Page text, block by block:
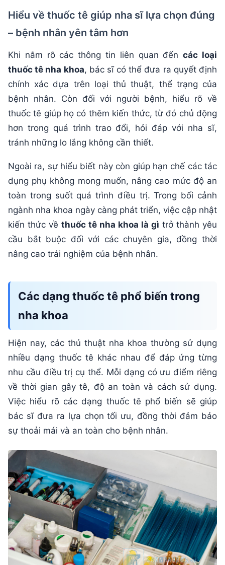
Hiểu về thuốc tê giúp nha sĩ lựa chọn đúng
– bệnh nhân yên tâm hơn
Khi nắm rõ các thông tin liên quan đếncác loại
thuốc tê nha khoa, bác sĩ có thể đưa ra quyết định
chính xác dựa trên loại thủ thuật, thể trạng của
bệnh nhân. Còn đối với người bệnh, hiểu rõ về
thuốc tê giúp họ có thêm kiến thức, từ đó chủ động
hơn trong quá trình trao đổi, hỏi đáp với nha sĩ,
tránh những lo lắng không cần thiết.
Ngoài ra, sự hiểu biết này còn giúp hạn chế các tác
dụng phụ không mong muốn, nâng cao mức độ an
toàn trong suốt quá trình điều trị. Trong bối cảnh
ngành nha khoa ngày càng phát triển, việc cập nhật
kiến thức về thuốc tê nha khoa là gì trở thành yêu
cầu bắt buộc đối với các chuyên gia, đồng thời
nâng cao trải nghiệm của bệnh nhân.
Các dạng thuốc tê phổ biến trong
nha khoa
Hiện nay, các thủ thuật nha khoa thường sử dụng
nhiều dạng thuốc tê khác nhau để đáp ứng từng
nhu cầu điều trị cụ thể. Mỗi dạng có ưu điểm riêng
về thời gian gây tê, độ an toàn và cách sử dụng.
Việc hiểu rõ các dạng thuốc tê phổ biến sẽ giúp
bác sĩ đưa ra lựa chọn tối ưu, đồng thời đảm bảo
sự thoải mái và an toàn cho bệnh nhân.